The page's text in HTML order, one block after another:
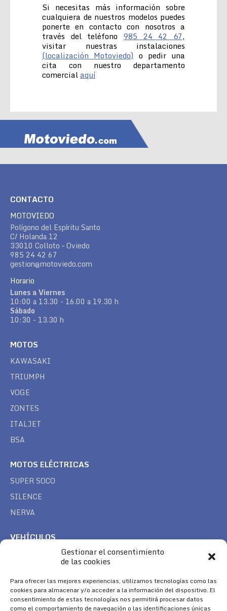
Gestionar el consentimiento
de las cookies
Para ofrecer las mejores experiencias, utilizamos tecnologías como las
cookies para almacenar y/o acceder a la información del dispositivo. El
consentimiento de estas tecnologías nos permitirá procesar datos
como el comportamiento de navegación o las identificaciones únicas
Si necesitas más información sobre
cualquiera de nuestros modelos puedes
ponerte en contacto con nosotros a
través del teléfono 985 24 42 67,
visitar nuestras instalaciones
(localización Motoviedo) o pedir una
cita con nuestro departamento
comercialaquí
CONTACTO
MOTOVIEDO
Polígono del Espíritu Santo
C/ Holanda 12
33010 Colloto – Oviedo
985 24 42 67
gestion@motoviedo.com
Horario
Lunes a Viernes
10:00 a 13.30 - 16.00 a 19.30 h
Sábado
10:30 - 13.30 h
MOTOS
KAWASAKI
TRIUMPH
VOGE
ZONTES
ITALJET
BSA
MOTOS ELÉCTRICAS
SUPER SOCO
SILENCE
NERVA
VEHÍCULOS
TREK
SÍGUENOS